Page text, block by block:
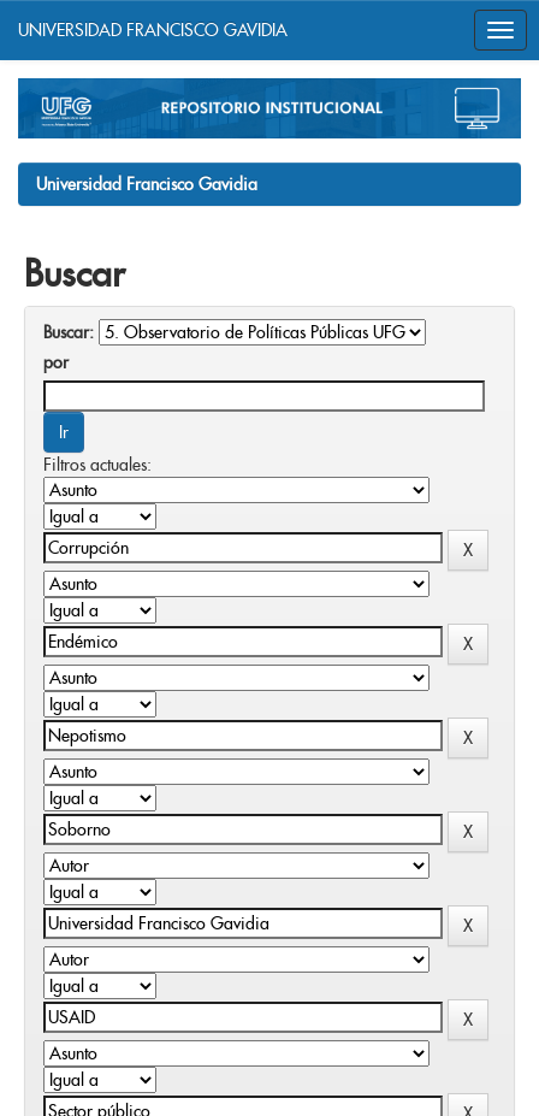
navigation
UNIVERSIDAD FRANCISCO GAVIDIA
Universidad Francisco Gavidia
Buscar
Buscar:
por
Filtros actuales: